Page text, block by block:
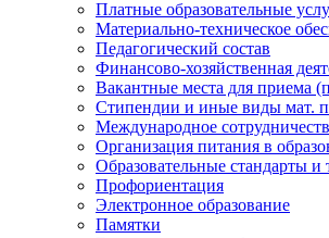
Платные образовательные
Материально-техническое
Педагогический состав
Финансово-хозяйственная
Вакантные места для приема
Стипендии и иные виды мат.
Международное
Организация питания в
Образовательные стандарты и
Профориентация
Электронное образование
Памятки